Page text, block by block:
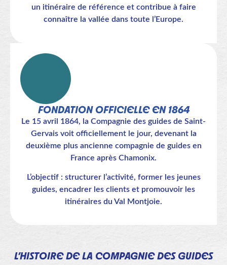
un itinéraire de référence et contribue à faire
connaître la vallée dans toute l’Europe.
FONDATION OFFICIELLE EN 1864
Le 15 avril 1864, la Compagnie des guides de Saint-
Gervais voit officiellement le jour, devenant la
deuxième plus ancienne compagnie de guides en
France après Chamonix.
L’objectif : structurer l’activité, former les jeunes
guides, encadrer les clients et promouvoir les
itinéraires du Val Montjoie.
L’HISTOIRE DE LA COMPAGNIE DES GUIDES